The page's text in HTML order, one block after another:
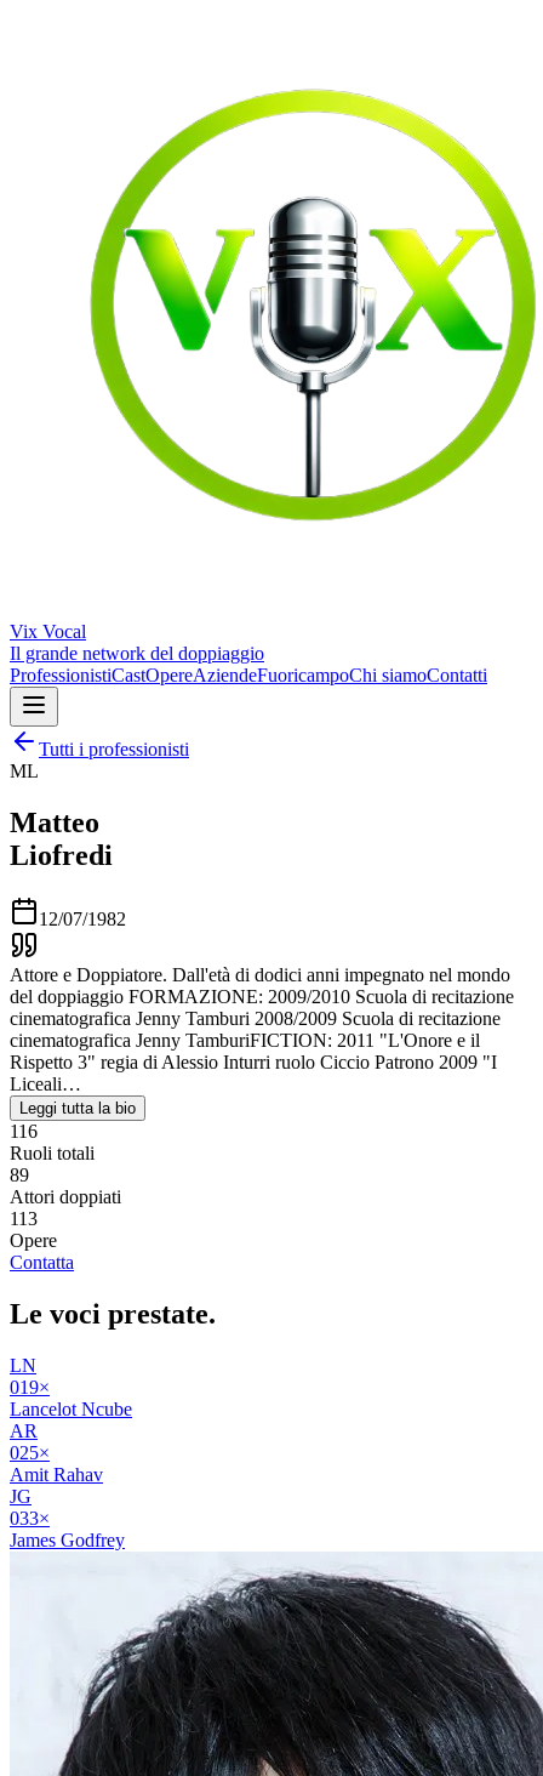
Vix Vocal
Il grande network del doppiaggio
ProfessionistiCastOpereAziendeFuoricampoChi siamoContatti
Tutti i professionisti
ML
Matteo
Liofredi
12/07/1982
Attore e Doppiatore. Dall'età di dodici anni impegnato nel mondo
del doppiaggio FORMAZIONE: 2009/2010 Scuola di recitazione
cinematografica Jenny Tamburi 2008/2009 Scuola di recitazione
cinematografica Jenny TamburiFICTION: 2011 "L'Onore e il
Rispetto 3" regia di Alessio Inturri ruolo Ciccio Patrono 2009 "I
Liceali…
Leggi tutta la bio
116
Ruoli totali
89
Attori doppiati
113
Opere
Contatta
Le voci prestate.
LN
019×
Lancelot Ncube
AR
025×
Amit Rahav
JG
033×
James Godfrey